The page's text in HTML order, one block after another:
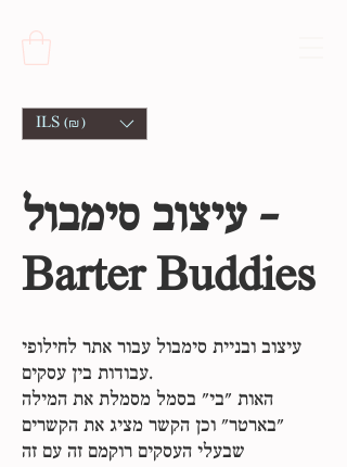
ILS (₪)
עיצוב סימבול -
Barter Buddies
עיצוב ובניית סימבול עבור אתר לחילופי
עבודות בין עסקים.
האות ״בי״ בסמל מסמלת את המילה
״בארטר״ וכן הקשר מציג את הקשרים
שבעלי העסקים רוקמם זה עם זה